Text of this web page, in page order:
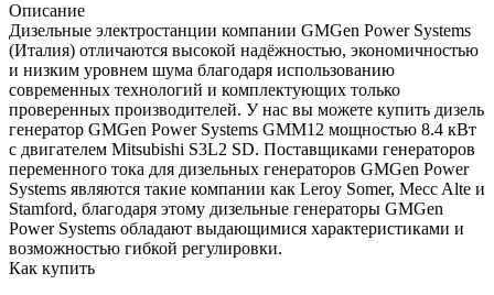
Описание
Дизельные электростанции компании GMGen Power Systems
(Италия) отличаются высокой надёжностью, экономичностью
и низким уровнем шума благодаря использованию
современных технологий и комплектующих только
проверенных производителей. У нас вы можете купить дизель
генератор GMGen Power Systems GMM12 мощностью 8.4 кВт
с двигателем Mitsubishi S3L2 SD. Поставщиками генераторов
переменного тока для дизельных генераторов GMGen Power
Systems являются такие компании как Leroy Somer, Mecc Alte и
Stamford, благодаря этому дизельные генераторы GMGen
Power Systems обладают выдающимися характеристиками и
возможностью гибкой регулировки.
Как купить